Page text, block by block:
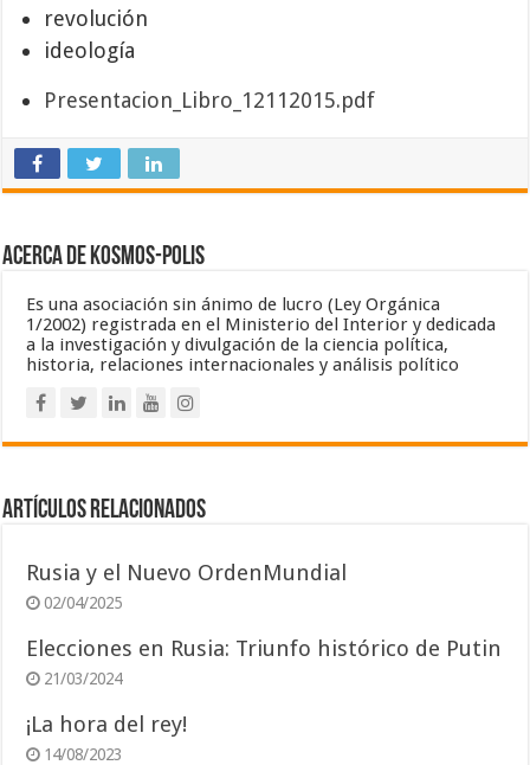
revolución
ideología
Presentacion_Libro_12112015.pdf
Acerca de Kosmos-Polis
Es una asociación sin ánimo de lucro (Ley Orgánica
1/2002) registrada en el Ministerio del Interior y dedicada
a la investigación y divulgación de la ciencia política,
historia, relaciones internacionales y análisis político
Artículos relacionados
Rusia y el Nuevo OrdenMundial
02/04/2025
Elecciones en Rusia: Triunfo histórico de Putin
21/03/2024
¡La hora del rey!
14/08/2023